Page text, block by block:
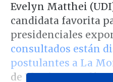
Evelyn Matthei
candidata favorita
presidenciales
consultados están
postulantes a La
de El Primer Café